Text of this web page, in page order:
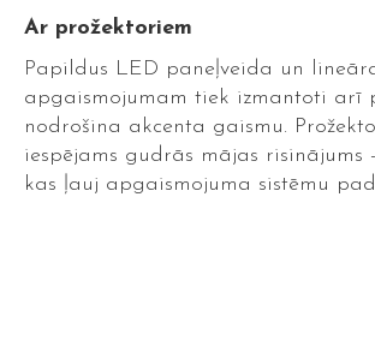
Ar prožektoriem
Papildus LED paneļveida un
apgaismojumam tiek izmantoti arī
nodrošina akcenta gaismu.
iespējams gudrās mājas
kas ļauj apgaismojuma sistēmu